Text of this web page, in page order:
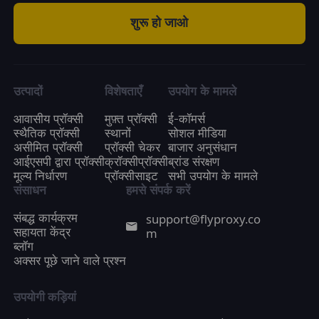
3. Unlimited residential proxy: High-speed
account encryption mode supports country
to send requests and collect data.
शुरू हो जाओ
उत्पादों
आवासीय प्रॉक्सी
स्थैतिक प्रॉक्सी
असीमित प्रॉक्सी
आईएसपी द्वारा प्रॉक्सी
मूल्य निर्धारण
विशेषताएँ
मुफ़्त प्रॉक्सी
स्थानों
प्रॉक्सी चेकर
क्रॉक्सीप्रॉक्सी
प्रॉक्सीसाइट
उपयोग के मामले
ई-कॉमर्स
सोशल मीडिया
बाजार अनुसंधान
ब्रांड संरक्षण
सभी उपयोग के मामले
संसाधन
संबद्ध कार्यक्रम
सहायता केंद्र
ब्लॉग
अक्सर पूछे जाने वाले प्रश्न
हमसे संपर्क करें
support@flyproxy.co
m
उपयोगी कड़ियां